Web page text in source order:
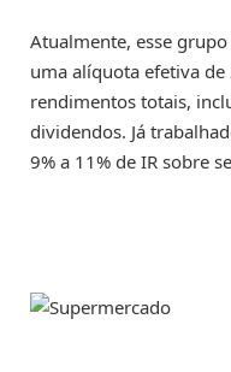
Atualmente, esse
uma alíquota efetiva de
rendimentos totais,
dividendos. Já
9% a 11% de IR sobre